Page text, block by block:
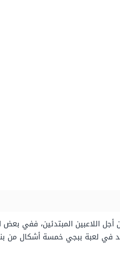
اللاعبين المبتدئين، ففي
في لعبة ببجي خمسة أشكال من